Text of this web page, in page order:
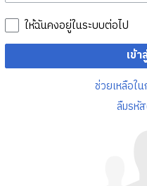
ให้ฉันคงอยู่ในระบบต่อไป
เข้
ช่วยเหลือใ
ลืมรหั